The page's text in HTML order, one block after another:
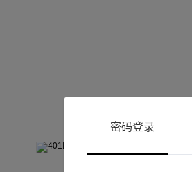
密码登录